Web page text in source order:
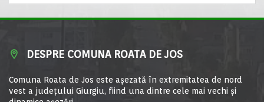
DESPRE COMUNA ROATA DE JOS
Comuna Roata de Jos este aşezată în extremitatea de nord
vest a judeţului Giurgiu, fiind una dintre cele mai vechi şi